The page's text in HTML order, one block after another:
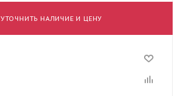
УТОЧНИТЬ НАЛИЧИЕ И ЦЕНУ